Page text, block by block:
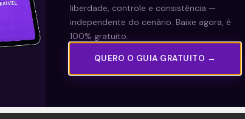
liberdade, controle e consistência —
independente do cenário. Baixe agora, é
100% gratuito.
QUERO O GUIA GRATUITO →